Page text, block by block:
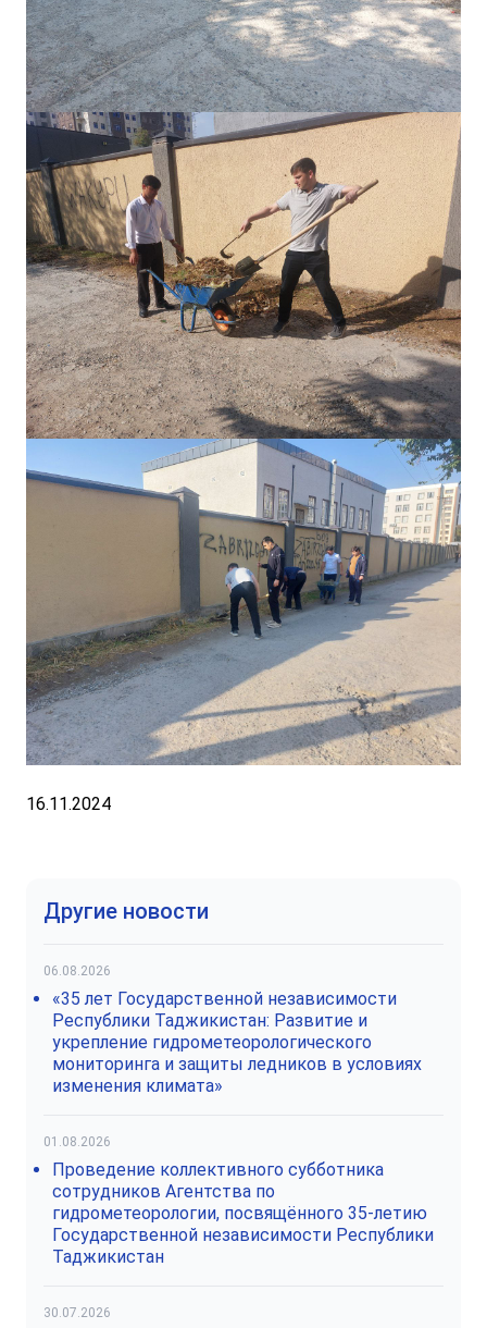
16.11.2024
Другие новости
06.08.2026
«35 лет Государственной независимости
Республики Таджикистан: Развитие и
укрепление гидрометеорологического
мониторинга и защиты ледников в условиях
изменения климата»
01.08.2026
Проведение коллективного субботника
сотрудников Агентства по
гидрометеорологии, посвящённого 35-летию
Государственной независимости Республики
Таджикистан
30.07.2026